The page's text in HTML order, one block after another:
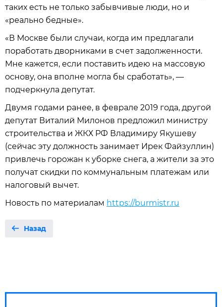
таких есть не только забывчивые люди, но и
«реально бедные».
«В Москве были случаи, когда им предлагали
поработать дворниками в счет задолженности.
Мне кажется, если поставить идею на массовую
основу, она вполне могла бы сработать», —
подчеркнула депутат.
Двумя годами ранее, в феврале 2019 года, другой
депутат Виталий Милонов предложил министру
строительства и ЖКХ РФ Владимиру Якушеву
(сейчас эту должность занимает Ирек Файзуллин)
привлечь горожан к уборке снега, а жители за это
получат скидки по коммунальным платежам или
налоговый вычет.
Новость по материалам https://burmistr.ru
Назад